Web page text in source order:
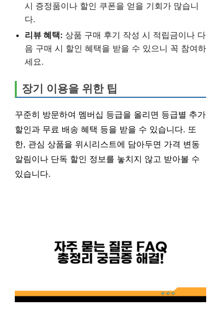
시 증정품이나 할인 쿠폰을 얻을 기회가 많습니
다.
리뷰 혜택: 상품 구매 후기 작성 시 적립금이나 다
음 구매 시 할인 혜택을 받을 수 있으니 꼭 참여하
세요.
장기 이용을 위한 팁
꾸준히 방문하여 멤버십 등급을 올리면 등급별 추가
할인과 무료 배송 혜택 등을 받을 수 있습니다. 또
한, 관심 상품을 위시리스트에 담아두면 가격 변동
알림이나 단독 할인 정보를 놓치지 않고 받아볼 수
있습니다.